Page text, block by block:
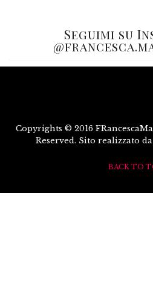
Seguimi su
Copyrights © 2016
Reserved. Sito realizzato
BACK TO